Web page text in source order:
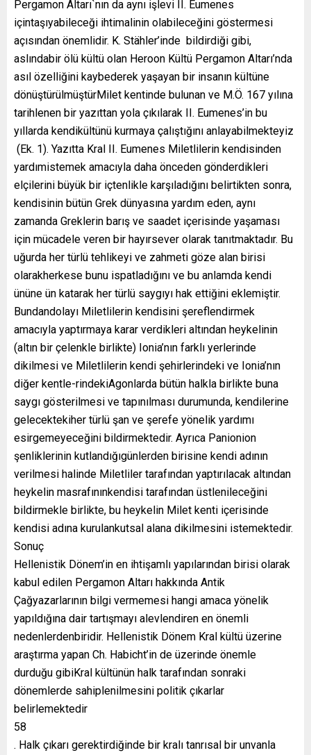
Pergamon Altarı`nın da aynı işlevi II. Eumenes
içintaşıyabileceği ihtimalinin olabileceğini göstermesi
açısından önemlidir. K. Stähler’inde bildirdiği gibi,
aslındabir ölü kültü olan Heroon Kültü Pergamon Altarı’nda
asıl özelliğini kaybederek yaşayan bir insanın kültüne
dönüştürülmüştürMilet kentinde bulunan ve M.Ö. 167 yılına
tarihlenen bir yazıttan yola çıkılarak II. Eumenes’in bu
yıllarda kendikültünü kurmaya çalıştığını anlayabilmekteyiz
(Ek. 1). Yazıtta Kral II. Eumenes Miletlilerin kendisinden
yardımistemek amacıyla daha önceden gönderdikleri
elçilerini büyük bir içtenlikle karşıladığını belirtikten sonra,
kendisinin bütün Grek dünyasına yardım eden, aynı
zamanda Greklerin barış ve saadet içerisinde yaşaması
için mücadele veren bir hayırsever olarak tanıtmaktadır. Bu
uğurda her türlü tehlikeyi ve zahmeti göze alan birisi
olarakherkese bunu ispatladığını ve bu anlamda kendi
ününe ün katarak her türlü saygıyı hak ettiğini eklemiştir.
Bundandolayı Miletlilerin kendisini şereflendirmek
amacıyla yaptırmaya karar verdikleri altından heykelinin
(altın bir çelenkle birlikte) Ionia’nın farklı yerlerinde
dikilmesi ve Miletlilerin kendi şehirlerindeki ve Ionia’nın
diğer kentle-rindekiAgonlarda bütün halkla birlikte buna
saygı gösterilmesi ve tapınılması durumunda, kendilerine
gelecektekiher türlü şan ve şerefe yönelik yardımı
esirgemeyeceğini bildirmektedir. Ayrıca Panionion
şenliklerinin kutlandığıgünlerden birisine kendi adının
verilmesi halinde Miletliler tarafından yaptırılacak altından
heykelin masrafınınkendisi tarafından üstlenileceğini
bildirmekle birlikte, bu heykelin Milet kenti içerisinde
kendisi adına kurulankutsal alana dikilmesini istemektedir.
Sonuç
Hellenistik Dönem’in en ihtişamlı yapılarından birisi olarak
kabul edilen Pergamon Altarı hakkında Antik
Çağyazarlarının bilgi vermemesi hangi amaca yönelik
yapıldığına dair tartışmayı alevlendiren en önemli
nedenlerdenbiridir. Hellenistik Dönem Kral kültü üzerine
araştırma yapan Ch. Habicht’in de üzerinde önemle
durduğu gibiKral kültünün halk tarafından sonraki
dönemlerde sahiplenilmesini politik çıkarlar
belirlemektedir
58
. Halk çıkarı gerektirdiğinde bir kralı tanrısal bir unvanla